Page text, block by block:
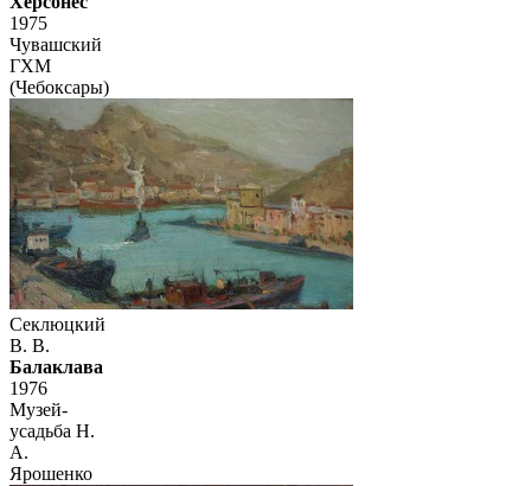
1975
Чувашский
ГХМ
(Чебоксары)
Секлюцкий
В. В.
Балаклава
1976
Музей-
усадьба Н.
А.
Ярошенко